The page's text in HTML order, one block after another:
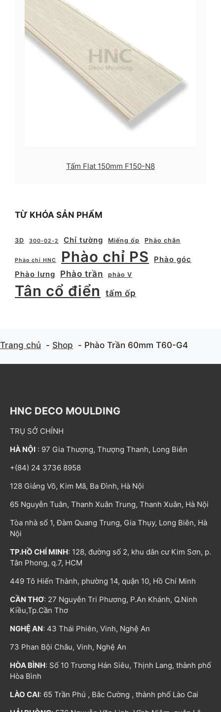
Tấm Flat 150mm F150-N8
TỪ KHÓA SẢN PHẨM
3D 300-02-2 Chỉ tường Miếng ốp Phào chân
Phào chỉ HNC Phào chỉ PS
Phào góc
Phào lưng
Phào trần phào V
Tân cổ điển tấm ốp
Trang chủ Shop Phào Trần 60mm T60-G4
HNC DECO MOULDING
TRỤ SỞ CHÍNH
HÀ NỘI : 97 Gia Thượng, Thượng Thanh, Long Biên
+(84) 24 3736 8958
128 Giảng Võ, Kim Mã, Ba Đình, Hà Nội
65 Nguyễn Tuân, Thanh Xuân Trung, Thanh Xuân, Hà Nội
Tòa nhà số 1, Đàm Quang Trung, Gia Thụy, Long Biên, Hà
Nội
TP.HỒ CHÍ MINH: 128, đường số 2, khu dân cư Kim Sơn, p.
Tân Phong, q.7, HCM
449 Tô Hiến Thành, phường 14, quận 10, Hồ Chí Minh
CẦN THƠ: 27 Nguyễn Tri Phương, P.An Khánh, Q.Ninh
Kiều,Tp.Cần Thơ
NGHỆ AN: 43 Thái Phiên, Vinh, Nghệ An
73 Phan Bội Châu, Vinh, Nghệ An
HÒA BÌNH: Số 10 Trương Hán Siêu, Thịnh Lang, thành phố
Hòa Bình
LÀO CAI: 65 Trần Phú , Bắc Cường , thành phố Lào Cai